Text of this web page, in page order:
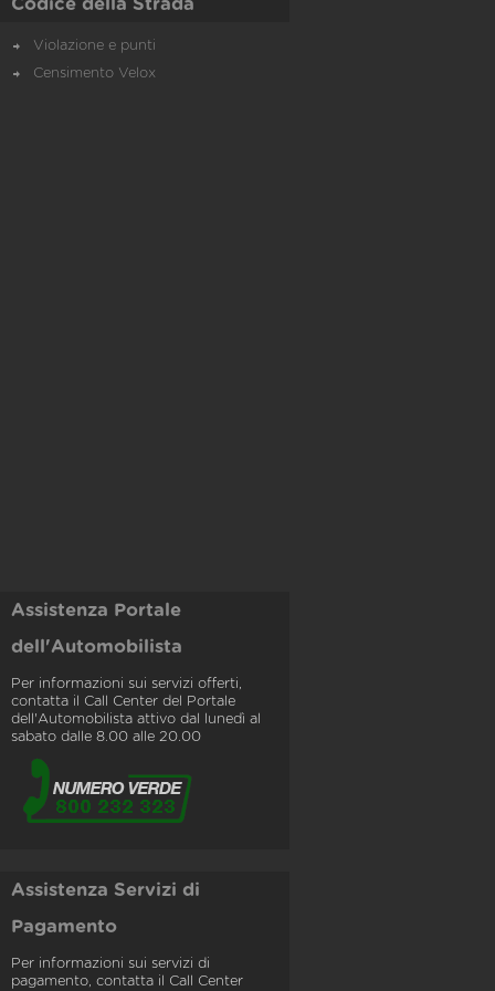
Codice della Strada
Violazione e punti
Censimento Velox
Assistenza Portale
dell'Automobilista
Per informazioni sui servizi offerti,
contatta il Call Center del Portale
dell'Automobilista attivo dal lunedì al
sabato dalle 8.00 alle 20.00
Assistenza Servizi di
Pagamento
Per informazioni sui servizi di
pagamento, contatta il Call Center